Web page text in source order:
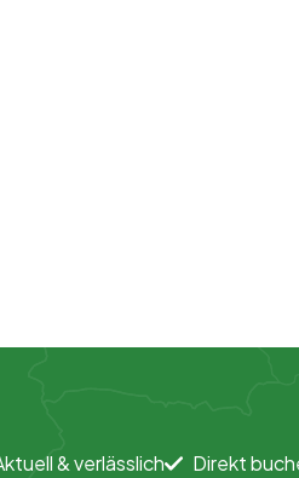
& verlässlich Direkt